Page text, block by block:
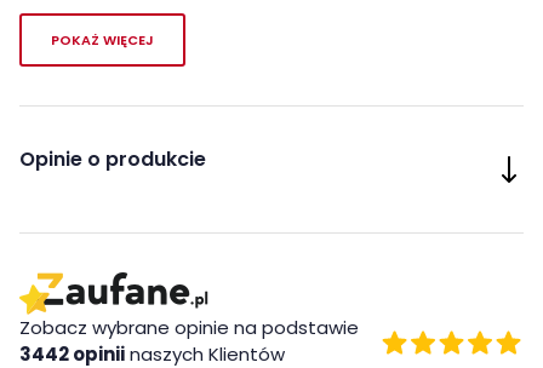
Kolor ław i stolików
kawowych:
POKAŻ WIĘCEJ
Opinie o produkcie
Zobacz wybrane opinie na podstawie
3442 opiniinaszych Klientów